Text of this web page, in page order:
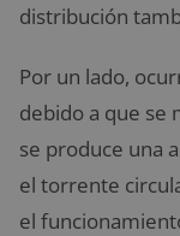
distribución
Por un lado,
debido a que se
se produce una
el torrente
el